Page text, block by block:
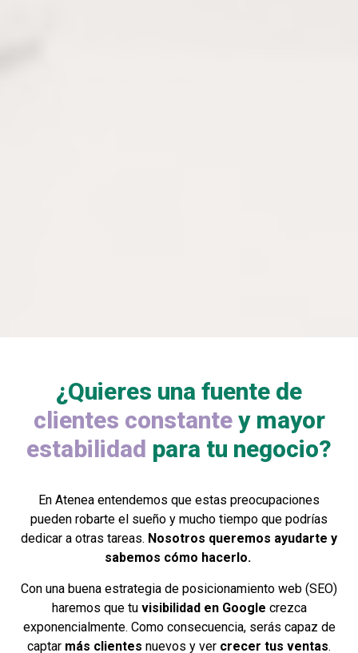
¿Quieres una fuente de
clientes constante y mayor
estabilidad para tu negocio?
En Atenea entendemos que estas preocupaciones
pueden robarte el sueño y mucho tiempo que podrías
dedicar a otras tareas. Nosotros queremos ayudarte y
sabemos cómo hacerlo.
Con una buena estrategia de posicionamiento web (SEO)
haremos que tu visibilidad en Google crezca
exponencialmente. Como consecuencia, serás capaz de
captar más clientes nuevos y ver crecer tus ventas.